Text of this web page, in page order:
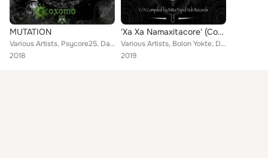
MUTATION
Various Artists, Psycore25, Dajjal, Plankton, Luuli, YMBX, Nephilim, Magnetik Sadhu, Neormm, Necronomicon, YamavooDoom
2018
'Xa Xa Namaxitacore' (Compiled by Mita)
Various Artists, Bolon Yokte, Dattatreya, Whrikk, Parasitorum, CinderVomit, Eodem Tempore, Anacamptis Morio, Mirror Me, Romeodar...
2019